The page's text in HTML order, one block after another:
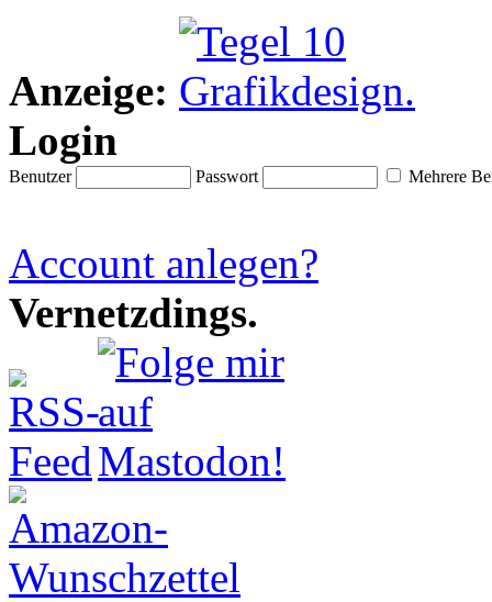
Anzeige:
Login
Benutzer Passwort Mehrere
Account anlegen?
Vernetzdings.